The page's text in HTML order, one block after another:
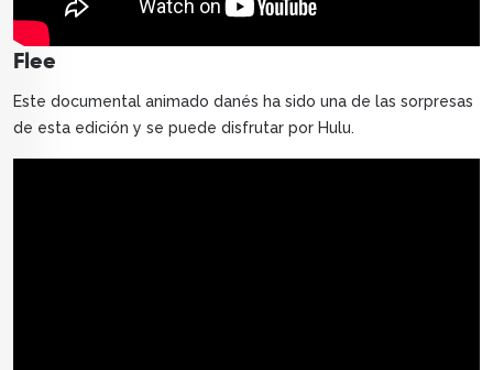
Flee
Este documental animado danés ha sido una de las sorpresas
de esta edición y se puede disfrutar por Hulu.